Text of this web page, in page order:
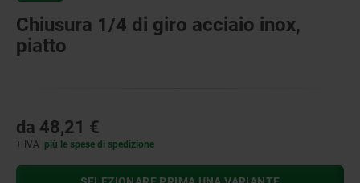
Chiusura 1/4 di giro acciaio inox,
piatto
da 48,21 €
+ IVA più le spese di spedizione